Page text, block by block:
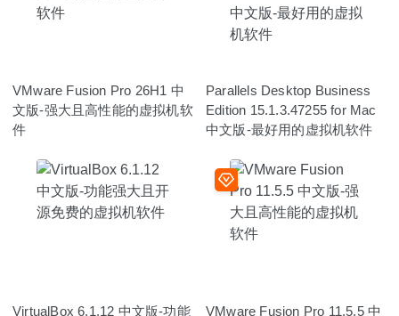
VMware Fusion Pro 26H1 中
文版-强大且高性能的虚拟机软
件
Parallels Desktop Business
Edition 15.1.3.47255 for Mac
中文版-最好用的虚拟机软件
VirtualBox 6.1.12 中文版-功能
VMware Fusion Pro 11.5.5 中